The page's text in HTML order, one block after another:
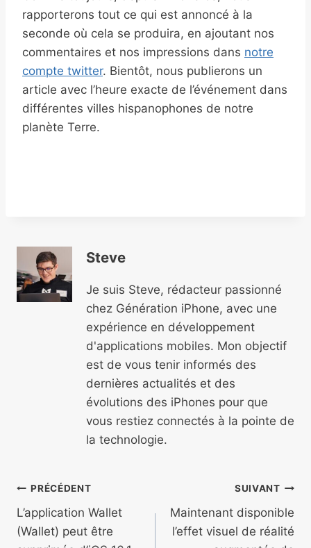
rapporterons tout ce qui est annoncé à la
seconde où cela se produira, en ajoutant nos
commentaires et nos impressions dans notre
compte twitter. Bientôt, nous publierons un
article avec l’heure exacte de l’événement dans
différentes villes hispanophones de notre
planète Terre.
Steve
Je suis Steve, rédacteur passionné
chez Génération iPhone, avec une
expérience en développement
d'applications mobiles. Mon objectif
est de vous tenir informés des
dernières actualités et des
évolutions des iPhones pour que
vous restiez connectés à la pointe de
la technologie.
Navigation
de
PRÉCÉDENT
L’application Wallet
(Wallet) peut être
SUIVANT
Maintenant disponible
l’effet visuel de réalité